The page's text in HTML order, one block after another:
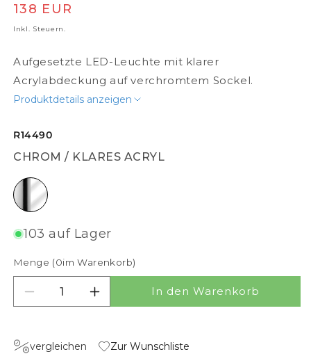
Normaler Preis
138 EUR
Inkl. Steuern.
Aufgesetzte LED-Leuchte mit klarer
Acrylabdeckung auf verchromtem Sockel.
Produktdetails anzeigen
R14490
CHROM / KLARES ACRYL
Chrom / klares Acryl
103 auf Lager
Menge (0im Warenkorb)
Menge für RIVIER LED 89 18W verringern
Menge für RIVIER LED 89 18W
In den Warenkorb
vergleichen Zur Wunschliste